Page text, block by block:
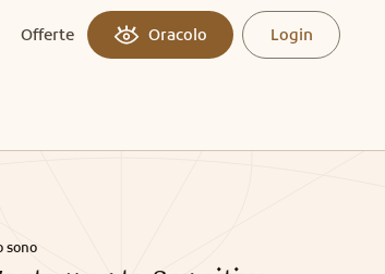
Offerte Oracolo Login
sono